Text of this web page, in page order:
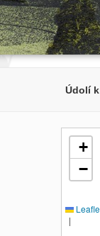
Údolí
+
−
|